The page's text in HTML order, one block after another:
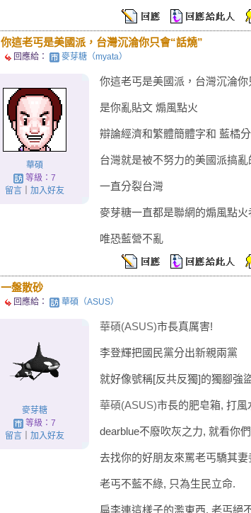
你這老丐是美國派，台灣沉淪你只會“話燒”
回應給： 麥芽糖（myata）
華碩
等級：7
留言｜ 加入好友
你這老丐是美國派，台灣沉淪你
是你亂貼文 煽風點火
辯論經濟和繁體簡體字和 藍橘
台灣就是被不努力的美國派搞亂
一直分裂台灣
麥芽糖一直都是聯網的煽風點火
唯恐藍營不亂
一盤散砂
回應給： 華碩（ASUS）
麥芽糖
等級：7
留言｜ 加入好友
華碩(ASUS)市長真厲害!
李登輝把國民黨分出新親兩黨
就好像號稱[反共反獨]的獨腳強
華碩(ASUS)市長的肥皂箱, 打
dearblue不廢吹灰之力, 就看你
去找你的好朋友來罵老丐驕其妻
老丐不藍不綠, 只為生民立命.
扁李連這樣子的濫東西, 老丐絕